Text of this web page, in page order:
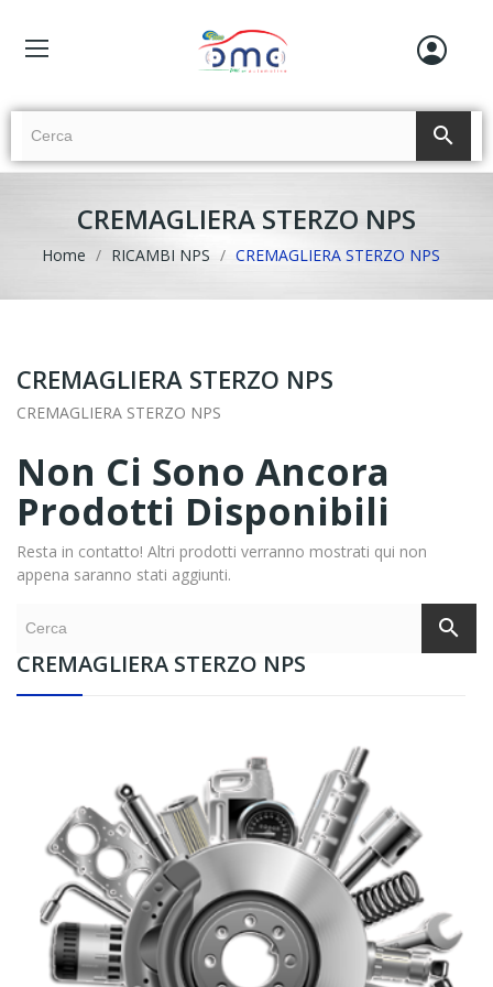
search
CREMAGLIERA STERZO NPS
Home RICAMBI NPS CREMAGLIERA STERZO NPS
CREMAGLIERA STERZO NPS
CREMAGLIERA STERZO NPS
CREMAGLIERA STERZO NPS
Non Ci Sono Ancora
Prodotti Disponibili
Resta in contatto! Altri prodotti verranno mostrati qui non
appena saranno stati aggiunti.
search